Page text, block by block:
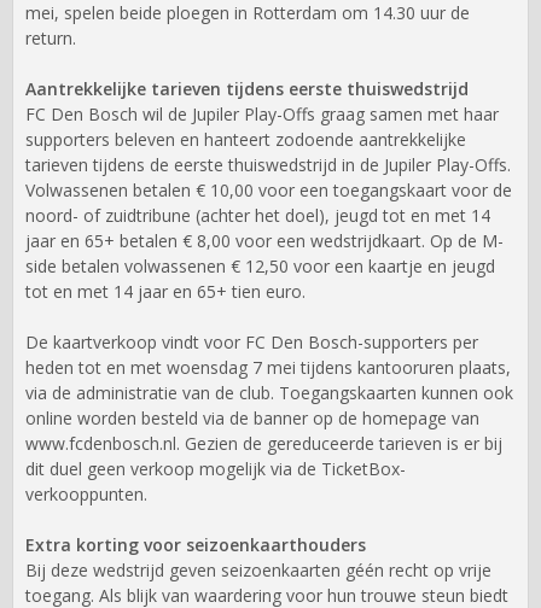
mei, spelen beide ploegen in Rotterdam om 14.30 uur de
return.
Aantrekkelijke tarieven tijdens eerste thuiswedstrijd
FC Den Bosch wil de Jupiler Play-Offs graag samen met haar
supporters beleven en hanteert zodoende aantrekkelijke
tarieven tijdens de eerste thuiswedstrijd in de Jupiler Play-Offs.
Volwassenen betalen € 10,00 voor een toegangskaart voor de
noord- of zuidtribune (achter het doel), jeugd tot en met 14
jaar en 65+ betalen € 8,00 voor een wedstrijdkaart. Op de M-
side betalen volwassenen € 12,50 voor een kaartje en jeugd
tot en met 14 jaar en 65+ tien euro.
De kaartverkoop vindt voor FC Den Bosch-supporters per
heden tot en met woensdag 7 mei tijdens kantooruren plaats,
via de administratie van de club. Toegangskaarten kunnen ook
online worden besteld via de banner op de homepage van
www.fcdenbosch.nl. Gezien de gereduceerde tarieven is er bij
dit duel geen verkoop mogelijk via de TicketBox-
verkooppunten.
Extra korting voor seizoenkaarthouders
Bij deze wedstrijd geven seizoenkaarten géén recht op vrije
toegang. Als blijk van waardering voor hun trouwe steun biedt